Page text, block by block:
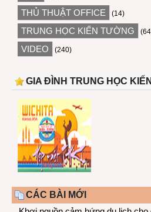
THỦ THUẬT OFFICE (14)
TRUNG HỌC KIẾN TƯỜNG
VIDEO (240)
GIA ĐÌNH TRUNG HỌC
CÁC BÀI MỚI